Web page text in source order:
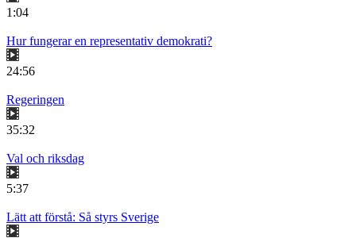
1:04
Hur fungerar en representativ demokrati?
24:56
Regeringen
35:32
Val och riksdag
5:37
Lätt att förstå: Så styrs Sverige